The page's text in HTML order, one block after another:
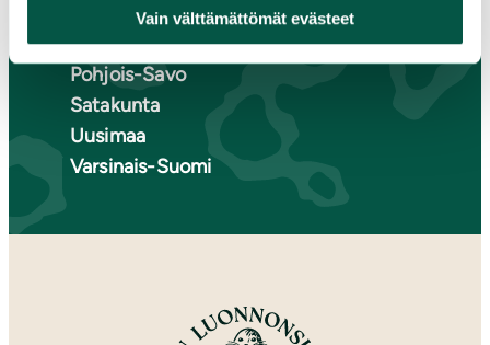
Vain välttämättömät evästeet
Pohjois-Karjala
Pohjois-Pohjanmaa
Pohjois-Savo
Satakunta
Uusimaa
Varsinais-Suomi